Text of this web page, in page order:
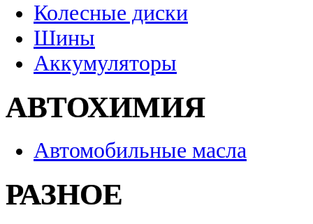
Колесные диски
Шины
Аккумуляторы
АВТОХИМИЯ
Автомобильные масла
РАЗНОЕ